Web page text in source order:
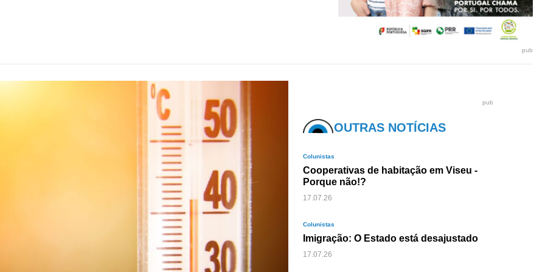
pub
pub
OUTRAS NOTÍCIAS
Colunistas
Cooperativas de habitação em Viseu -
Porque não!?
17.07.26
Colunistas
Imigração: O Estado está desajustado
17.07.26